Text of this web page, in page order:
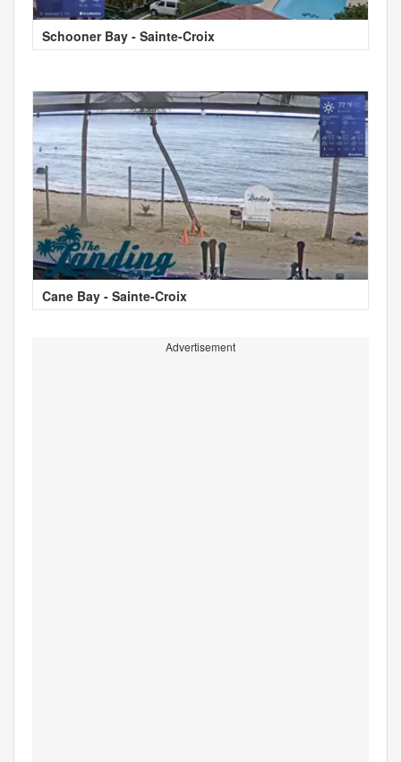
Schooner Bay - Sainte-Croix
Cane Bay - Sainte-Croix
Advertisement